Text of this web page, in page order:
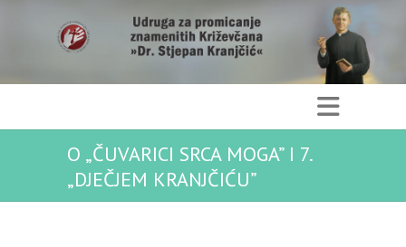
O „ČUVARICI SRCA MOGA” I 7.
„DJEČJEM KRANJČIĆU”